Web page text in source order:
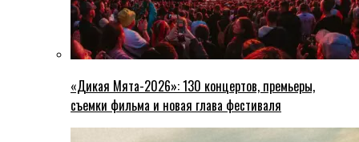
«Дикая Мята-2026»: 130 концертов, премьеры,
съемки фильма и новая глава фестиваля